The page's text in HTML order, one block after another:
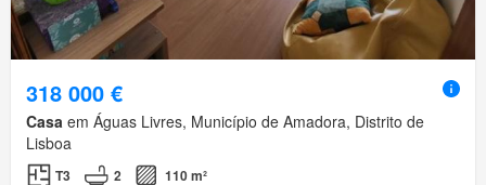
318 000 €
Casa em Águas Livres, Município de Amadora, Distrito de
Lisboa
T3 2 110 m²